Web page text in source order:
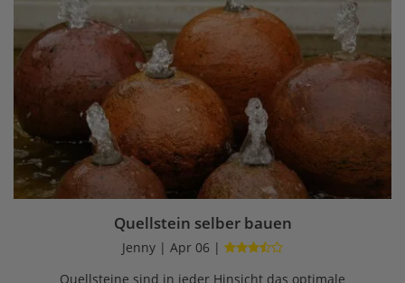
Quellstein selber bauen
Jenny | Apr 06 |
Quellsteine sind in jeder Hinsicht das optimale